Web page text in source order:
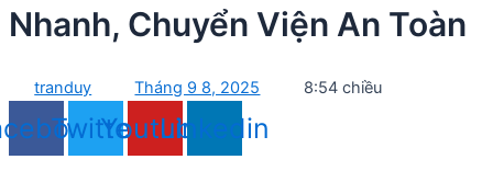
Nhanh, Chuyển Viện An Toàn
tranduy Tháng 9 8, 2025 8:54 chiều
TwitterYoutubeLinkedin